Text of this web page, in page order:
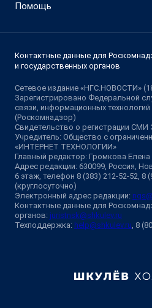
Помощь
Контактные данные для
и государственных органов
Сетевое издание «НГС.НОВОСТИ»
Зарегистрировано Федеральной
связи, информационных
(Роскомнадзор)
Свидетельство о регистрации
Учредитель: Общество с
«ИНТЕРНЕТ ТЕХНОЛОГИИ»
Главный редактор: Громкова
Адрес редакции: 630099, Россия,
6 этаж, телефон 8 (383) 212-52-52, 8
(круглосуточно)
Электронный адрес редакции:
Контактные данные для
органов: juristnsk@shkulev.ru
Техподдержка: help@shkulev.ru, 8